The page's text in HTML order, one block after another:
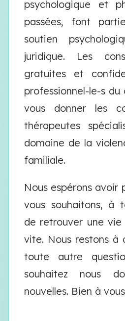
psychologique et
passées, font
soutien
juridique. Les
gratuites et
professionnel-le-s
vous donner les
thérapeutes
domaine de la
familiale.
Nous espérons avoir
vous souhaitons, à
de retrouver une vie
vite. Nous restons à
toute autre
souhaitez nous
nouvelles. Bien à